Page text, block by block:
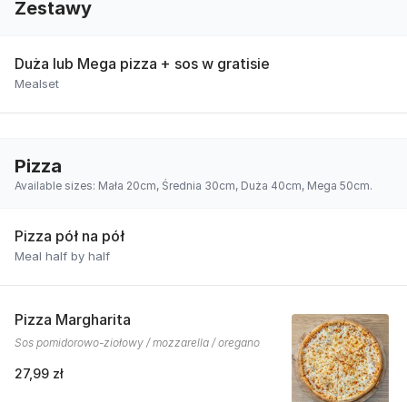
Zestawy
Duża lub Mega pizza + sos w gratisie
Mealset
Pizza
Available sizes: Mała 20cm, Średnia 30cm, Duża 40cm, Mega 50cm.
Pizza pół na pół
Meal half by half
Pizza Margharita
Sos pomidorowo-ziołowy / mozzarella / oregano
27,99 zł